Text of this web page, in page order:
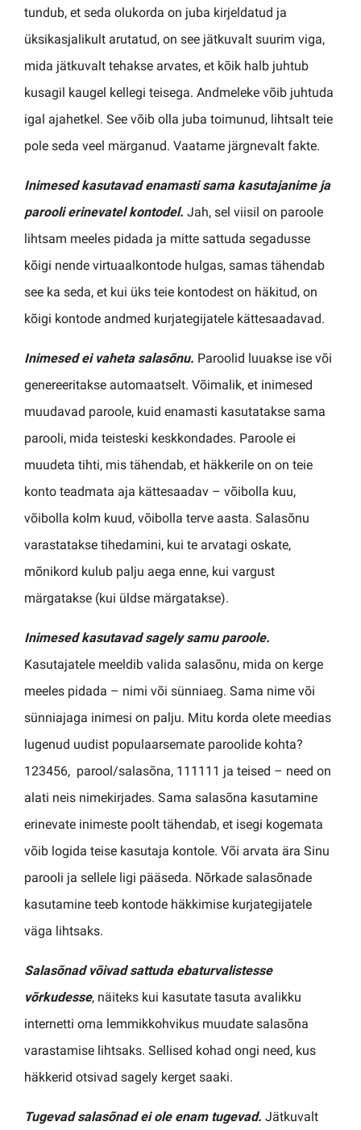
tundub, et seda olukorda on juba kirjeldatud ja
üksikasjalikult arutatud, on see jätkuvalt suurim viga,
mida jätkuvalt tehakse arvates, et kõik halb juhtub
kusagil kaugel kellegi teisega. Andmeleke võib juhtuda
igal ajahetkel. See võib olla juba toimunud, lihtsalt teie
pole seda veel märganud. Vaatame järgnevalt fakte.
Inimesed kasutavad enamasti sama kasutajanime ja
parooli erinevatel kontodel. Jah, sel viisil on paroole
lihtsam meeles pidada ja mitte sattuda segadusse
kõigi nende virtuaalkontode hulgas, samas tähendab
see ka seda, et kui üks teie kontodest on häkitud, on
kõigi kontode andmed kurjategijatele kättesaadavad.
Inimesed ei vaheta salasõnu. Paroolid luuakse ise või
genereeritakse automaatselt. Võimalik, et inimesed
muudavad paroole, kuid enamasti kasutatakse sama
parooli, mida teisteski keskkondades. Paroole ei
muudeta tihti, mis tähendab, et häkkerile on on teie
konto teadmata aja kättesaadav – võibolla kuu,
võibolla kolm kuud, võibolla terve aasta. Salasõnu
varastatakse tihedamini, kui te arvatagi oskate,
mõnikord kulub palju aega enne, kui vargust
märgatakse (kui üldse märgatakse).
Inimesed kasutavad sagely samu paroole.
Kasutajatele meeldib valida salasõnu, mida on kerge
meeles pidada – nimi või sünniaeg. Sama nime või
sünniajaga inimesi on palju. Mitu korda olete meedias
lugenud uudist populaarsemate paroolide kohta?
123456, parool/salasõna, 111111 ja teised – need on
alati neis nimekirjades. Sama salasõna kasutamine
erinevate inimeste poolt tähendab, et isegi kogemata
võib logida teise kasutaja kontole. Või arvata ära Sinu
parooli ja sellele ligi pääseda. Nõrkade salasõnade
kasutamine teeb kontode häkkimise kurjategijatele
väga lihtsaks.
Salasõnad võivad sattuda ebaturvalistesse
võrkudesse, näiteks kui kasutate tasuta avalikku
internetti oma lemmikkohvikus muudate salasõna
varastamise lihtsaks. Sellised kohad ongi need, kus
häkkerid otsivad sagely kerget saaki.
Tugevad salasõnad ei ole enam tugevad. Jätkuvalt